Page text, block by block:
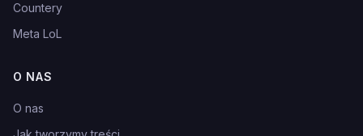
Countery
Meta LoL
O NAS
O nas